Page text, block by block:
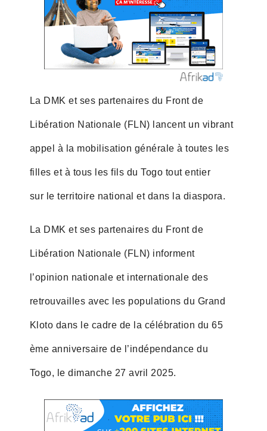
La DMK et ses partenaires du Front de
Libération Nationale (FLN) lancent un vibrant
appel à la mobilisation générale à toutes les
filles et à tous les fils du Togo tout entier
sur le territoire national et dans la diaspora.
La DMK et ses partenaires du Front de
Libération Nationale (FLN) informent
l’opinion nationale et internationale des
retrouvailles avec les populations du Grand
Kloto dans le cadre de la célébration du 65
ème anniversaire de l’indépendance du
Togo, le dimanche 27 avril 2025.